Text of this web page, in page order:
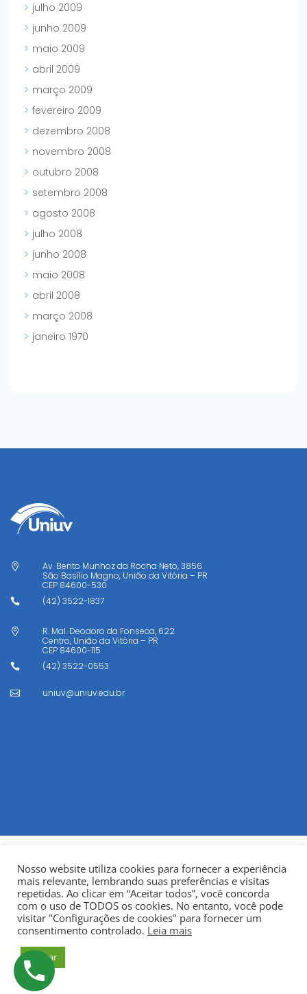
julho 2009
junho 2009
maio 2009
abril 2009
março 2009
fevereiro 2009
dezembro 2008
novembro 2008
outubro 2008
setembro 2008
agosto 2008
julho 2008
junho 2008
maio 2008
abril 2008
março 2008
janeiro 1970

Av. Bento Munhoz da Rocha Neto, 3856
São Basílio Magno, União da Vitória – PR
CEP 84600-530
 (42) 3522-1837

R. Mal. Deodoro da Fonseca, 622
Centro, União da Vitória – PR
CEP 84600-115
 (42) 3522-0553
 uniuv@uniuv.edu.br
© Copyright 2022Fundação Municipal Centro Universitário
da Cidade de União da Vitória – UNIUV
Nosso website utiliza cookies para fornecer a experiência
mais relevante, lembrando suas preferências e visitas
repetidas. Ao clicar em “Aceitar todos”, você concorda
com o uso de TODOS os cookies. No entanto, você pode
visitar "Configurações de cookies" para fornecer um
consentimento controlado. Leia mais
Aceitar